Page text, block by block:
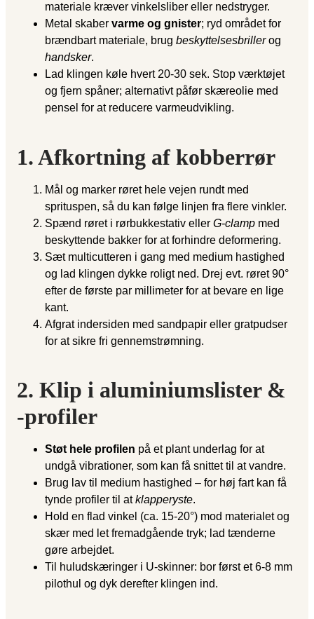
materiale kræver vinkelsliber eller nedstryger.
Metal skaber varme og gnister; ryd området for
brændbart materiale, brug beskyttelsesbrillerog
handsker.
Lad klingen køle hvert 20-30 sek. Stop værktøjet
og fjern spåner; alternativt påfør skæreolie med
pensel for at reducere varmeudvikling.
1. Afkortning af kobberrør
Mål og marker røret hele vejen rundt med
sprituspen, så du kan følge linjen fra flere vinkler.
Spænd røret i rørbukkestativ eller G-clamp med
beskyttende bakker for at forhindre deformering.
Sæt multicutteren i gang med medium hastighed
og lad klingen dykke roligt ned. Drej evt. røret 90°
efter de første par millimeter for at bevare en lige
kant.
Afgrat indersiden med sandpapir eller gratpudser
for at sikre fri gennemstrømning.
2. Klip i aluminiumslister &
-profiler
Støt hele profilen på et plant underlag for at
undgå vibrationer, som kan få snittet til at vandre.
Brug lav til medium hastighed – for høj fart kan få
tynde profiler til atklapperyste.
Hold en flad vinkel (ca. 15-20°) mod materialet og
skær med let fremadgående tryk; lad tænderne
gøre arbejdet.
Til huludskæringer i U-skinner: bor først et 6-8 mm
pilot­hul og dyk derefter klingen ind.